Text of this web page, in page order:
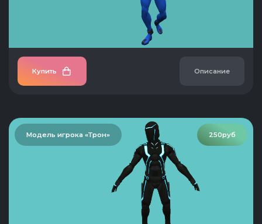
Купить Описание
250руб
Модель игрока «Трон»